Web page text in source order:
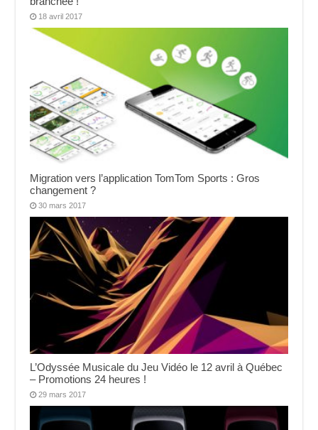
18 avril 2017
Migration vers l’application TomTom Sports : Gros
changement ?
30 mars 2017
L’Odyssée Musicale du Jeu Vidéo le 12 avril à Québec
– Promotions 24 heures !
29 mars 2017